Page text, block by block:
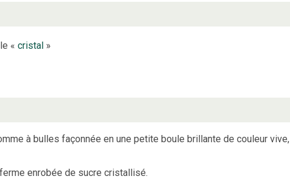
«cristal »
à bulles façonnée en une petite boule brillante de couleur vive,
enrobée de sucre cristallisé.